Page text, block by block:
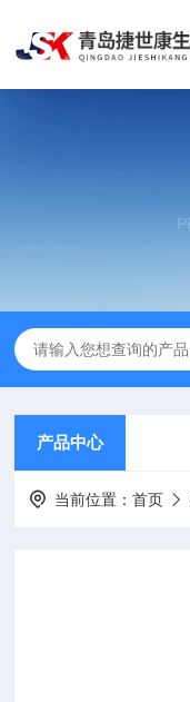
产品中心
当前位置：首页